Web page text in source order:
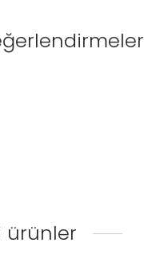
ürünler